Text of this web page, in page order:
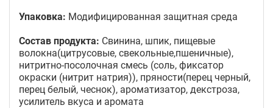
Упаковка: Модифицированная защитная среда
Состав продукта: Свинина, шпик, пищевые
волокна(цитрусовые, свекольные,пшеничные),
нитритно-посолочная смесь (соль, фиксатор
окраски (нитрит натрия)), пряности(перец черный,
перец белый, чеснок), ароматизатор, декстроза,
усилитель вкуса и аромата